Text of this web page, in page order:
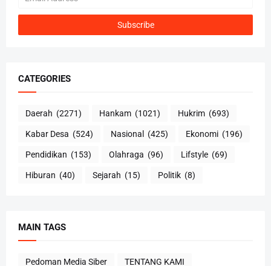
CATEGORIES
Daerah (2271) Hankam (1021) Hukrim (693)
Kabar Desa (524) Nasional (425) Ekonomi (196)
Pendidikan (153) Olahraga (96) Lifstyle (69)
Hiburan (40) Sejarah (15) Politik (8)
MAIN TAGS
Pedoman Media Siber TENTANG KAMI